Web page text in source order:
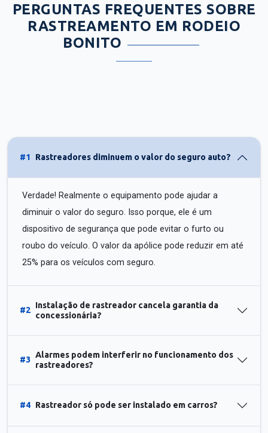
PERGUNTAS FREQUENTES SOBRE
RASTREAMENTO EM RODEIO
BONITO
#1 Rastreadores diminuem o valor do seguro auto?
Verdade! Realmente o equipamento pode ajudar a
diminuir o valor do seguro. Isso porque, ele é um
dispositivo de segurança que pode evitar o furto ou
roubo do veículo. O valor da apólice pode reduzir em até
25% para os veículos com seguro.
#2
Instalação de rastreador cancela garantia da
concessionária?
#3
Alarmes podem interferir no funcionamento dos
rastreadores?
#4 Rastreador só pode ser instalado em carros?